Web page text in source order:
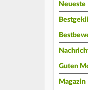
Neueste
Guten
Magazin